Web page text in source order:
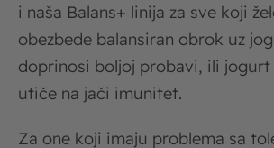
i naša Balans+ linija za sve koji
obezbede balansiran obrok uz
doprinosi boljoj probavi, ili
utiče na jači imunitet.
Za one koji imaju problema sa